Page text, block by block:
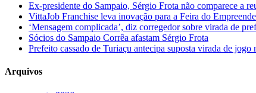
Ex-presidente do Sampaio, Sérgio Frota não comparece a
VittaJob Franchise leva inovação para a Feira do
‘Mensagem complicada’, diz corregedor sobre virada de
Sócios do Sampaio Corrêa afastam Sérgio Frota
Prefeito cassado de Turiaçu antecipa suposta virada de
Arquivos